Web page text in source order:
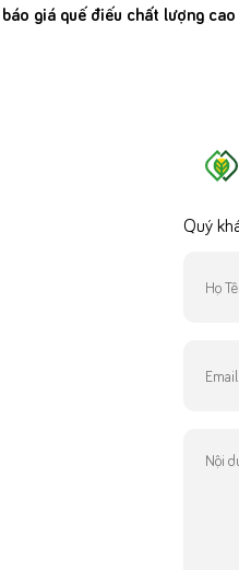
giá quế điếu chất lượng
Quý